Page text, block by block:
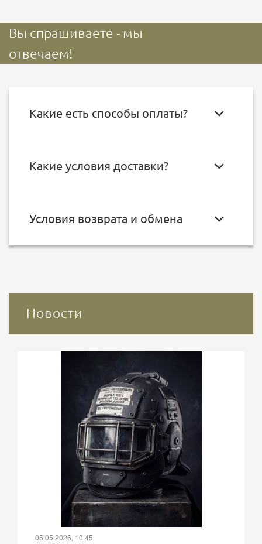
Вы спрашиваете - мы
отвечаем!
Какие есть способы оплаты?
Какие условия доставки?
Условия возврата и обмена
Новости
05.05.2026, 10:45